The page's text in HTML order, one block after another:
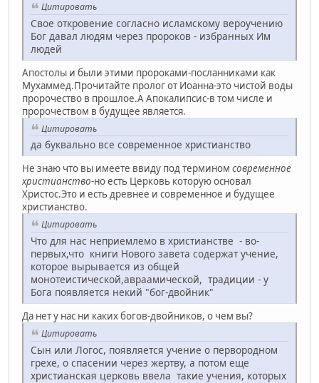
Цитировать
Свое откровение согласно исламскому вероучению
Бог давал людям через пророков - избранных Им
людей
Апостолы и были этими пророками-посланниками как
Мухаммед.Прочитайте пролог от Иоанна-это чистой воды
пророчество в прошлое.А Апокалипсис-в том числе и
пророчеством в будущее является.
Цитировать
да буквально все современное христианство
Не знаю что вы имеете ввиду под термином современное
христианство-но есть Церковь которую основал
Христос.Это и есть древнее и современное и будущее
христианство.
Цитировать
Что для нас неприемлемо в христианстве - во-
первых,что книги Нового завета содержат учение,
которое вырывается из общей
монотеистической,авраамической, традиции - у
Бога появляется некий "бог-двойник"
Да нет у нас ни каких богов-двойников, о чем вы?
Цитировать
Сын или Логос, появляется учение о первородном
грехе, о спасении через жертву, а потом еще
христианская церковь ввела такие учения, которых